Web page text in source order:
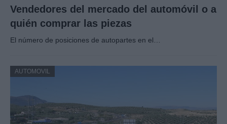
Vendedores del mercado del automóvil o a
quién comprar las piezas
El número de posiciones de autopartes en el…
AUTOMOVIL